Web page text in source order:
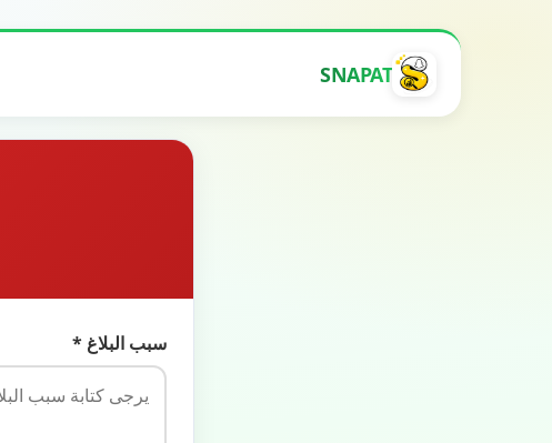
SNAPAT
سبب البلاغ *